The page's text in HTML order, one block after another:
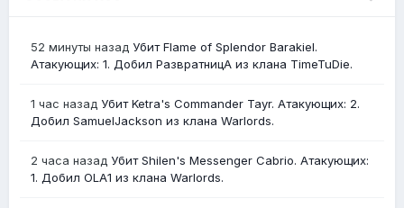
52 минуты назад Убит Flame of Splendor Barakiel.
Атакующих: 1. Добил РазвратницА из клана TimeTuDie.
1 час назад Убит Ketra's Commander Tayr. Атакующих: 2.
Добил SamuelJackson из клана Warlords.
2 часа назад Убит Shilen's Messenger Cabrio. Атакующих:
1. Добил OLA1 из клана Warlords.